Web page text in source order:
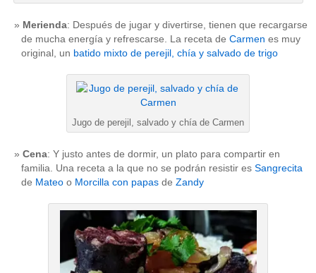
Merienda: Después de jugar y divertirse, tienen que recargarse
de mucha energía y refrescarse. La receta de Carmen es muy
original, un batido mixto de perejil, chía y salvado de trigo
Jugo de perejil, salvado y chía de Carmen
Cena: Y justo antes de dormir, un plato para compartir en
familia. Una receta a la que no se podrán resistir es Sangrecita
de Mateo o Morcilla con papas de Zandy